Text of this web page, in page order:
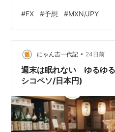
も、負ける人がいる中で、今
回もしていない、天乃にゃん
続ける不勉強で不思議なトレ
ードにゃんでれら～🎵 22時ぐ
た。 「NISAって積み立てで
が多いのですが、最初に10…
#FX #予想 #MXN/JPY
にゃん吉一代記 • 24日前
週末は眠れない ゆる
シコペソ/日本円)